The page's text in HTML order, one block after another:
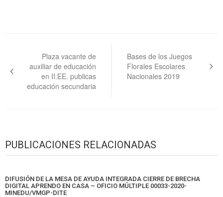
entradas
Plaza vacante de
auxiliar de educación
en II.EE. publicas
educación secundaria
Bases de los Juegos
Florales Escolares
Nacionales 2019
PUBLICACIONES RELACIONADAS
DIFUSIÓN DE LA MESA DE AYUDA INTEGRADA CIERRE DE BRECHA
DIGITAL APRENDO EN CASA – OFICIO MÚLTIPLE 00033-2020-
MINEDU/VMGP-DITE